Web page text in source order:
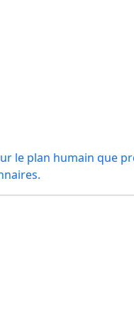
plan humain que